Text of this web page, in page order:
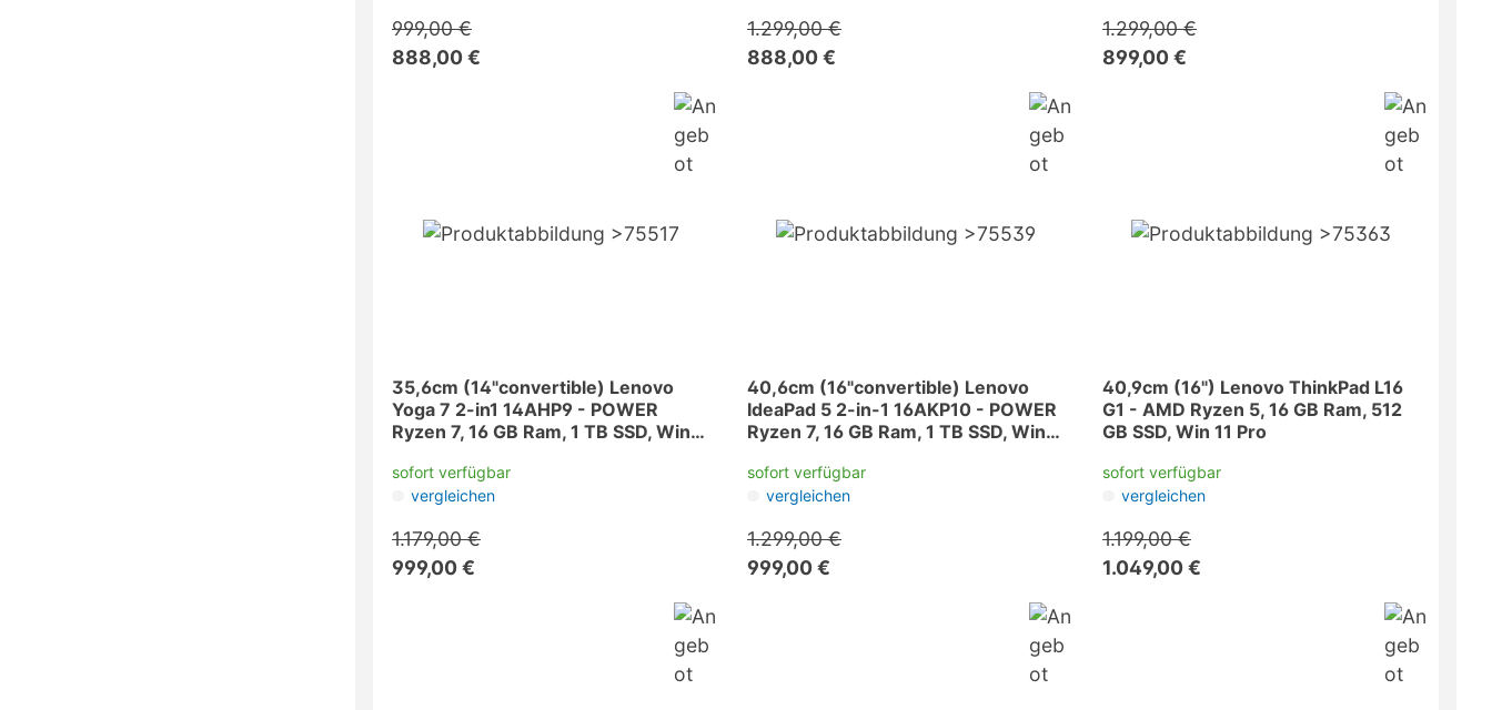
999,00 €
888,00 €
1.299,00 €
888,00 €
1.299,00 €
899,00 €
35,6cm (14"convertible) Lenovo
Yoga 7 2-in1 14AHP9 - POWER
Ryzen 7, 16 GB Ram, 1 TB SSD, Win
sofort verfügbar
vergleichen
1.179,00 €
999,00 €
40,6cm (16"convertible) Lenovo
IdeaPad 5 2-in-1 16AKP10 - POWER
Ryzen 7, 16 GB Ram, 1 TB SSD, Win
sofort verfügbar
vergleichen
1.299,00 €
999,00 €
40,9cm (16") Lenovo ThinkPad L16
G1 - AMD Ryzen 5, 16 GB Ram, 512
GB SSD, Win 11 Pro
sofort verfügbar
vergleichen
1.199,00 €
1.049,00 €